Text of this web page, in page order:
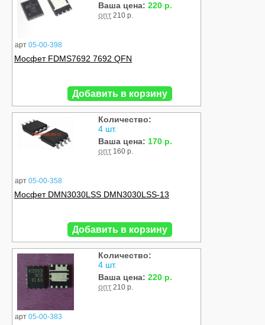
арт 05-00-398
Ваша цена: 220 р.
опт 210 р.
Мосфет FDMS7692 7692 QFN
Добавить в корзину
арт 05-00-358
Количество:
4 шт.
Ваша цена: 170 р.
опт 160 р.
Мосфет DMN3030LSS DMN3030LSS-13
Добавить в корзину
арт 05-00-383
Количество:
4 шт.
Ваша цена: 220 р.
опт 210 р.